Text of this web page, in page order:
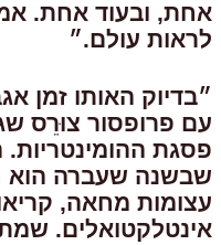
אחת, ובעוד אחת.
לראות עולם.״
״בדיוק האותו זמן
עם פרופסור צוּרֵס
פסגת ההומינטריות.
שבשנה שעברה הוא
עצומות מחאה,
אינטלקטואלים.